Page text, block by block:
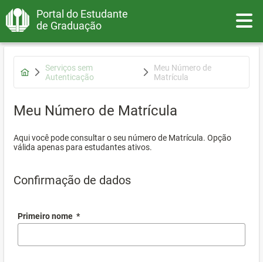
Portal do Estudante
de Graduação
Serviços sem
Autenticação
Meu Número de
Matrícula
Meu Número de Matrícula
Aqui você pode consultar o seu número de Matrícula. Opção
válida apenas para estudantes ativos.
Confirmação de dados
Primeiro nome *